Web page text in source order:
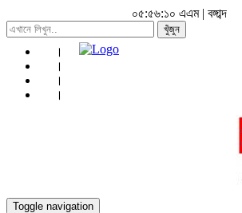
০৫:৫৬:১১ এএম| বঙ্গাব্দ
খুঁজুন
Toggle navigation